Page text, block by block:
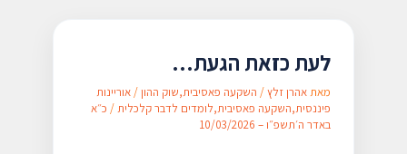
לעת כזאת הגעת…
מאתאהרן זלץ/השקעה פאסיבית,שוק ההון/אוריינות
פיננסית,השקעה פאסיבית,לומדים לדבר קלכלית/כ״א
באדר ה׳תשפ״ו – 10/03/2026